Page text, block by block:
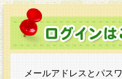
メールアドレスとパス